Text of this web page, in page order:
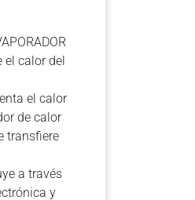
el calor del
el calor
de calor
transfiere
a través
y